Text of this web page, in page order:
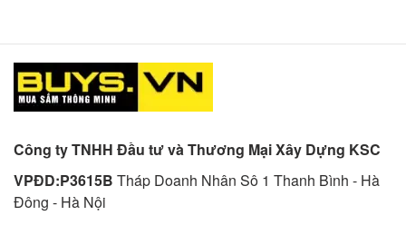
Công ty TNHH Đầu tư và Thương Mại Xây Dựng KSC
VPĐD:P3615B Tháp Doanh Nhân Sô 1 Thanh Bình - Hà
Đông - Hà Nội